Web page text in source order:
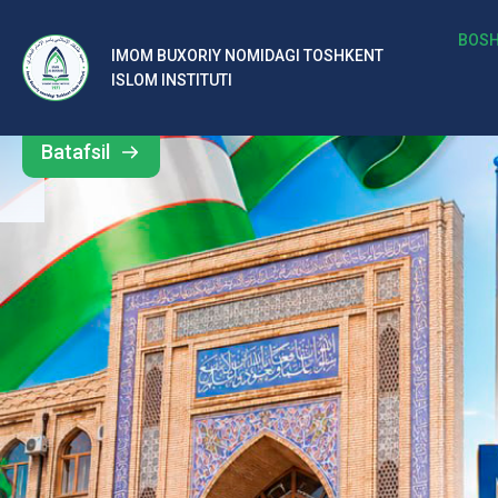
IMOM BUXORIY NOMIDAGI TOSHKENT
ISLOM INSTITUTI
b
al
ar
o‘
rt
a
si
d
Barcha
yangiliklar
Batafsil